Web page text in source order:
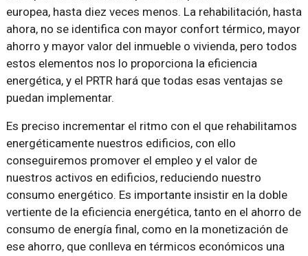
europea, hasta diez veces menos. La rehabilitación, hasta
ahora, no se identifica con mayor confort térmico, mayor
ahorro y mayor valor del inmueble o vivienda, pero todos
estos elementos nos lo proporciona la eficiencia
energética, y el PRTR hará que todas esas ventajas se
puedan implementar.
Es preciso incrementar el ritmo con el que rehabilitamos
energéticamente nuestros edificios, con ello
conseguiremos promover el empleo y el valor de
nuestros activos en edificios, reduciendo nuestro
consumo energético. Es importante insistir en la doble
vertiente de la eficiencia energética, tanto en el ahorro de
consumo de energía final, como en la monetización de
ese ahorro, que conlleva en térmicos económicos una